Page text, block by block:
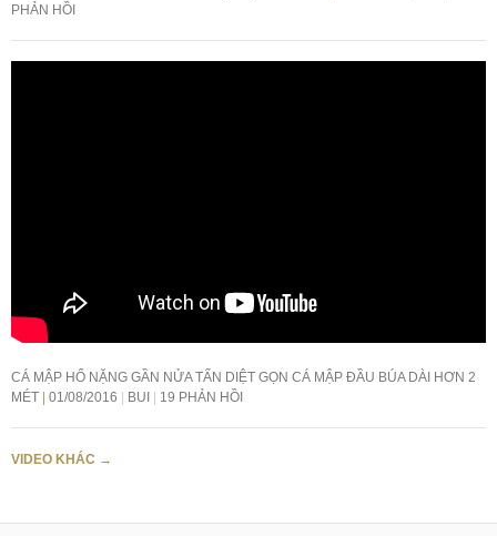
PHẢN HỒI
CÁ MẬP HỔ NẶNG GẦN NỬA TẤN DIỆT GỌN CÁ MẬP ĐẦU BÚA DÀI HƠN 2
MÉT
01/08/2016 BUI 19 PHẢN HỒI
VIDEO KHÁC →